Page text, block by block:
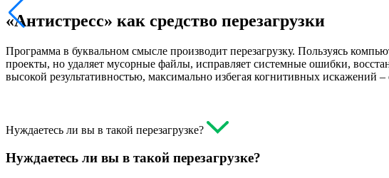
«Антистресс» как средство перезагрузки
Программа в буквальном смысле производит перезагрузку. Пользуясь
проекты, но удаляет мусорные файлы, исправляет системные ошибки,
высокой результативностью, максимально избегая когнитивных
Нуждаетесь ли вы в такой перезагрузке?
Нуждаетесь ли вы в такой перезагрузке?